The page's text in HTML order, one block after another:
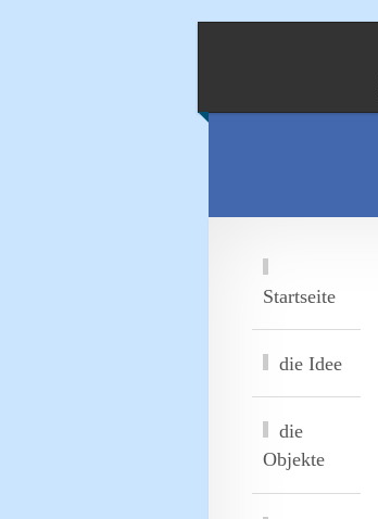
Startseite
die Idee
die
Objekte